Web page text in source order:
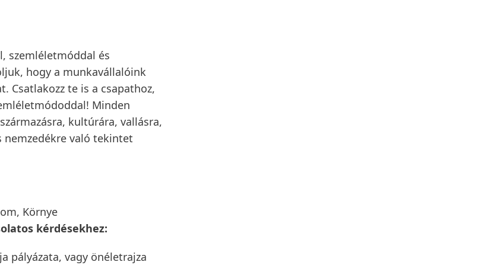
szemléletmóddal és
hogy a munkavállalóink
Csatlakozz te is a csapathoz,
Minden
kultúrára, vallásra,
nemzedékre való tekintet
Környe
kérdésekhez:
pályázata, vagy önéletrajza